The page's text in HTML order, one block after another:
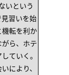
いという
習いを始
転を利か
ら、ホテ
ていく。
により、